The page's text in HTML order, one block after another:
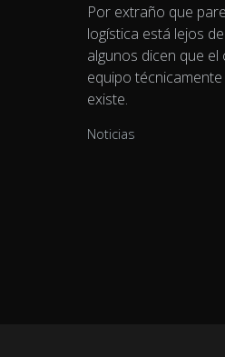
Por extraño que
logística está lejos
algunos dicen que el
equipo
existe.
Noticias